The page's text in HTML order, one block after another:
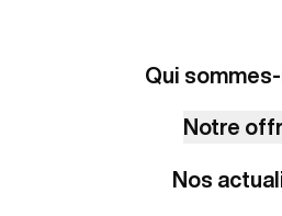
Qui
Notre
Nos